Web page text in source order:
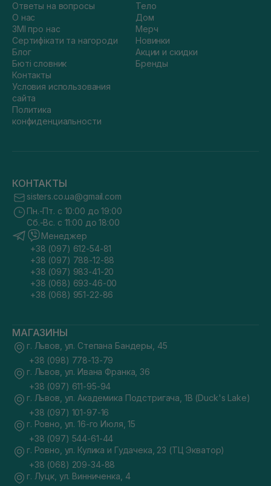
Ответы на вопросы
О нас
ЗМІ про нас
Сертифікати та нагороди
Блог
Бюті словник
Контакты
Условия использования
сайта
Политика
конфиденциальности
Тело
Дом
Мерч
Новинки
Акции и скидки
Бренды
КОНТАКТЫ
sisters.co.ua@gmail.com
Пн.-Пт. с 10:00 до 19:00
Сб.-Вс. с 11:00 до 18:00
Менеджер
+38 (097) 612-54-81
+38 (097) 788-12-88
+38 (097) 983-41-20
+38 (068) 693-46-00
+38 (068) 951-22-86
МАГАЗИНЫ
г. Львов, ул. Степана Бандеры, 45
+38 (098) 778-13-79
г. Львов, ул. Ивана Франка, 36
+38 (097) 611-95-94
г. Львов, ул. Академика Подстригача, 1В (Duck's Lake)
+38 (097) 101-97-16
г. Ровно, ул. 16-го Июля, 15
+38 (097) 544-61-44
г. Ровно, ул. Кулика и Гудачека, 23 (ТЦ Экватор)
+38 (068) 209-34-88
г. Луцк, ул. Винниченка, 4